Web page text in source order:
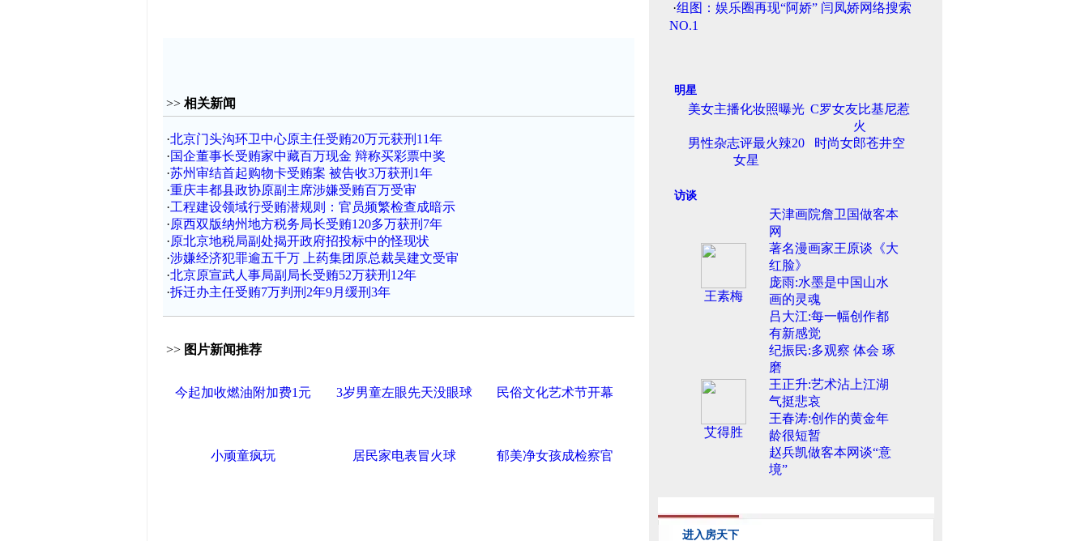
>> 相关新闻
·北京门头沟环卫中心原主任受贿20万元获刑11年
·国企董事长受贿家中藏百万现金 辩称买彩票中奖
·苏州审结首起购物卡受贿案 被告收3万获刑1年
·重庆丰都县政协原副主席涉嫌受贿百万受审
·工程建设领域行受贿潜规则：官员频繁检查成暗示
·原西双版纳州地方税务局长受贿120多万获刑7年
·原北京地税局副处揭开政府招投标中的怪现状
·涉嫌经济犯罪逾五千万 上药集团原总裁吴建文受审
·北京原宣武人事局副局长受贿52万获刑12年
·拆迁办主任受贿7万判刑2年9月缓刑3年
>> 图片新闻推荐
今起加收燃油附加费1元 3岁男童左眼先天没眼球 民俗文化艺术节开幕
小顽童疯玩 居民家电表冒火球 郁美净女孩成检察官
·组图：娱乐圈再现“阿娇” 闫凤娇网络搜索
NO.1
明星
美女主播化妆照曝光 C罗女友比基尼惹
火
男性杂志评最火辣20
女星
时尚女郎苍井空
访谈
王素梅
天津画院詹卫国做客本
网
著名漫画家王原谈《大
红脸》
庞雨:水墨是中国山水
画的灵魂
吕大江:每一幅创作都
有新感觉
艾得胜
纪振民:多观察 体会 琢
磨
王正升:艺术沾上江湖
气挺悲哀
王春涛:创作的黄金年
龄很短暂
赵兵凯做客本网谈“意
境”